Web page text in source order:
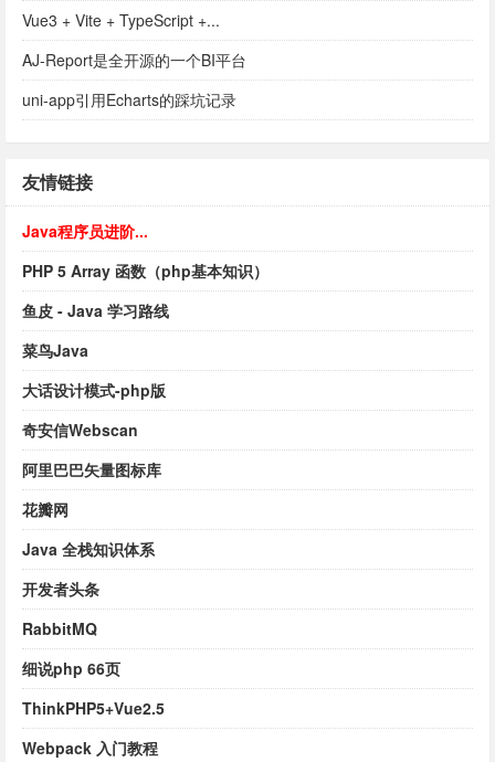
Vue3 + Vite + TypeScript +...
AJ-Report是全开源的一个BI平台
uni-app引用Echarts的踩坑记录
友情链接
Java程序员进阶...
PHP 5 Array 函数（php基本知识）
鱼皮 - Java 学习路线
菜鸟Java
大话设计模式-php版
奇安信Webscan
阿里巴巴矢量图标库
花瓣网
Java 全栈知识体系
开发者头条
RabbitMQ
细说php 66页
ThinkPHP5+Vue2.5
Webpack 入门教程